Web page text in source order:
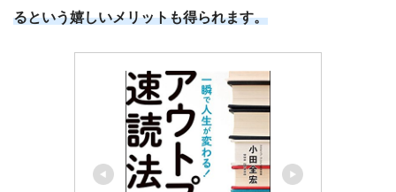
るという嬉しいメリットも得られます。